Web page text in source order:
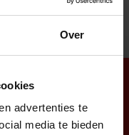
Over
advertenties te
media te bieden